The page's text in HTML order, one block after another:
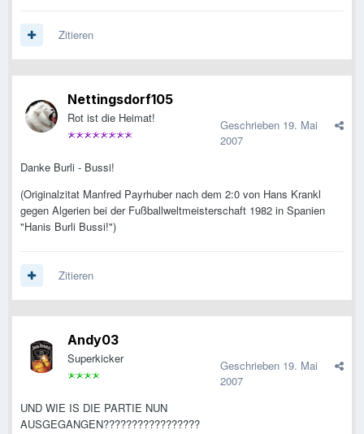
Zitieren
Nettingsdorf105
Rot ist die Heimat! Geschrieben 19. Mai
2007
Danke Burli - Bussi!
(Originalzitat Manfred Payrhuber nach dem 2:0 von Hans Krankl
gegen Algerien bei der Fußballweltmeisterschaft 1982 in Spanien
"Hanis Burli Bussi!")
Zitieren
Andy03
Superkicker Geschrieben 19. Mai
2007
UND WIE IS DIE PARTIE NUN
AUSGEGANGEN?????????????????